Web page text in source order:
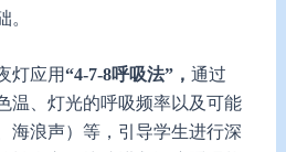
。
灯应用“4-7-8呼吸法”， 通过
温、灯光的呼吸频率以及可能
海浪声）等，引导学生进行深